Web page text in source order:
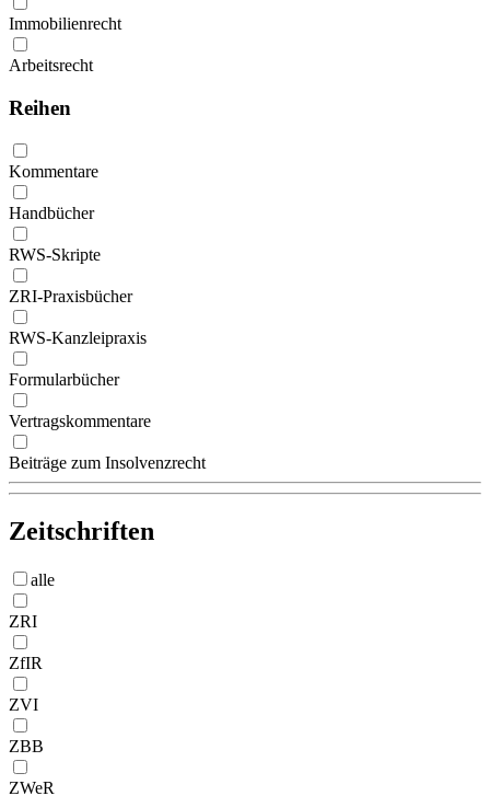
Immobilienrecht
Arbeitsrecht
Reihen
Kommentare
Handbücher
RWS-Skripte
ZRI-Praxisbücher
RWS-Kanzleipraxis
Formularbücher
Vertragskommentare
Beiträge zum Insolvenzrecht
Zeitschriften
alle
ZRI
ZfIR
ZVI
ZBB
ZWeR